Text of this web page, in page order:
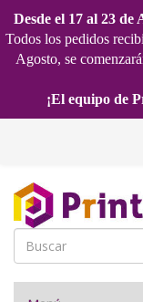
Desde el 17 al 23 de
Todos los pedidos
Agosto, se
¡El equipo de